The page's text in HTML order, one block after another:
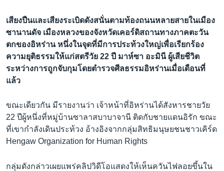
เสียงปืนและเสียงระเบิดดังสนั่นตามท้องถนนหลายสายในเมือง
ซานานดัจ เมืองหลวงของจังหวัดเคอร์ดิสถานทางภาคตะวัน
ตกของอิหร่าน หนึ่งในจุดที่มีการประท้วงใหญ่เพื่อเรียกร้อง
ความยุติธรรมให้แก่สตรีวัย 22 ปี มาห์ซา อะมินี ผู้เสียชีวิต
ระหว่างการถูกจับกุมโดยตำรวจศีลธรรมอิหร่านเมื่อเดือนที่
แล้ว
ขณะเดียวกัน มีรายงานว่า เจ้าหน้าที่อิหร่านได้สังหารชายวัย
22 ปีผู้หนึ่งที่หมู่บ้านซาลาสบาบาจานี ติดกับชายแดนอิรัก ขณะ
ที่เขากำลังเดินประท้วง อ้างอิงจากกลุ่มสิทธิมนุษยชนชาวเคิร์ด
Hengaw Organization for Human Rights
กลุ่มดังกล่าวเผยแพร่คลิปวิดีโอแสดงให้เห็นควันไฟลอยขึ้นใน